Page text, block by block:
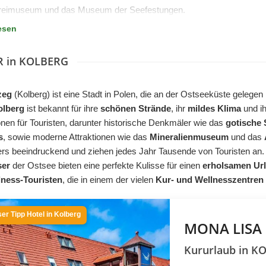
und das Museum der Seefestungen.
in KOLBERG
(Kolberg) ist eine Stadt in Polen, die an der Ostseeküste
ist bekannt für ihre schönen Strände, ihr mildes Klimaund
für Touristen, darunter historische Denkmäler wie das gotische
, sowie moderne Attraktionen wie das Mineralienmuseumund das
beeindruckend und ziehen jedes Jahr Tausende von Touristen
der Ostsee bieten eine perfekte Kulisse für einen erholsamen
Touristen, die in einem der vielen Kur- und Wellnesszentren
Tipp Hotel in Kolberg
MONA LISA
Kururlaub in